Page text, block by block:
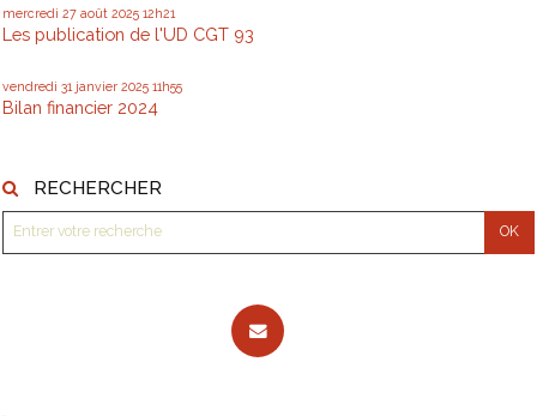
mercredi 27 août 2025 12h21
Les publication de l'UD CGT 93
vendredi 31 janvier 2025 11h55
Bilan financier 2024
RECHERCHER